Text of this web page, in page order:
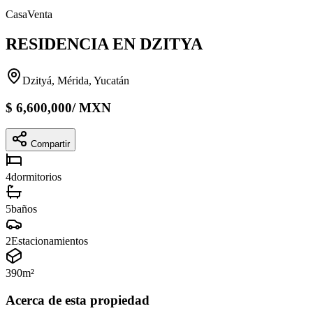
CasaVenta
RESIDENCIA EN DZITYA
Dzityá, Mérida, Yucatán
$ 6,600,000/MXN
Compartir
4dormitorios
5baños
2Estacionamientos
390m²
Acerca de esta propiedad